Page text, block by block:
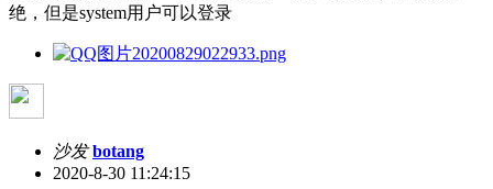
绝，但是system用户可以登录
沙发 botang
2020-8-30 11:24:15